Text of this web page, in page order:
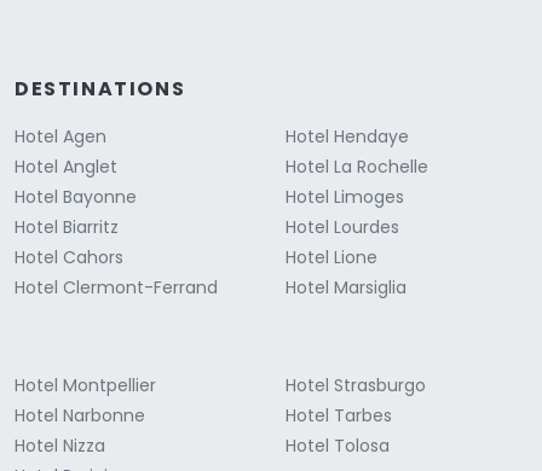
DESTINATIONS
Hotel Agen
Hotel Anglet
Hotel Bayonne
Hotel Biarritz
Hotel Cahors
Hotel Clermont-Ferrand
Hotel Hendaye
Hotel La Rochelle
Hotel Limoges
Hotel Lourdes
Hotel Lione
Hotel Marsiglia
Hotel Montpellier
Hotel Narbonne
Hotel Nizza
Hotel Strasburgo
Hotel Tarbes
Hotel Tolosa